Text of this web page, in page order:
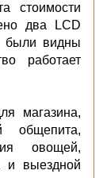
стоимости
два LCD
были видны
работает
магазина,
общепита,
овощей,
выездной